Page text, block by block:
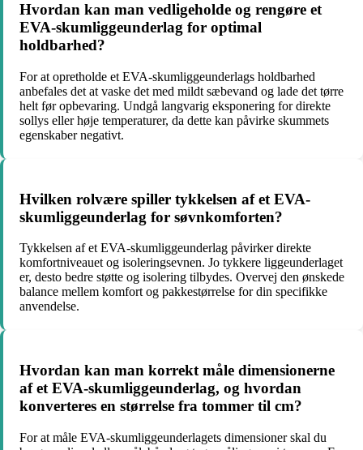
Hvordan kan man vedligeholde og rengøre et
EVA-skumliggeunderlag for optimal
holdbarhed?
For at opretholde et EVA-skumliggeunderlags holdbarhed
anbefales det at vaske det med mildt sæbevand og lade det tørre
helt før opbevaring. Undgå langvarig eksponering for direkte
sollys eller høje temperaturer, da dette kan påvirke skummets
egenskaber negativt.
Hvilken rolvære spiller tykkelsen af et EVA-
skumliggeunderlag for søvnkomforten?
Tykkelsen af et EVA-skumliggeunderlag påvirker direkte
komfortniveauet og isoleringsevnen. Jo tykkere liggeunderlaget
er, desto bedre støtte og isolering tilbydes. Overvej den ønskede
balance mellem komfort og pakkestørrelse for din specifikke
anvendelse.
Hvordan kan man korrekt måle dimensionerne
af et EVA-skumliggeunderlag, og hvordan
konverteres en størrelse fra tommer til cm?
For at måle EVA-skumliggeunderlagets dimensioner skal du